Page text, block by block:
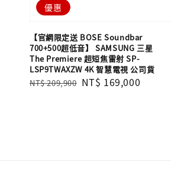
優惠
【官網限定送 BOSE Soundbar
700+500超低音】 SAMSUNG 三星
The Premiere 超短焦雷射 SP-
LSP9TWAXZW 4K 智慧電視 公司貨
Regular
NT$ 209,900 Sale
NT$ 169,000